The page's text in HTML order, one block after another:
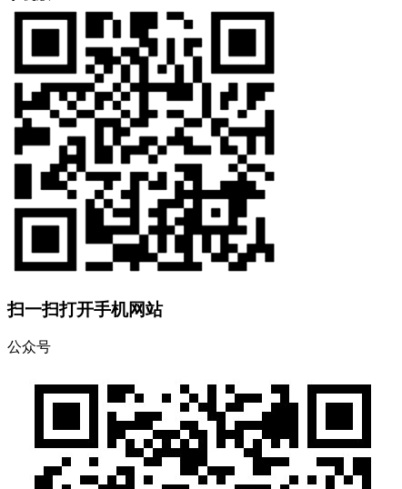
扫一扫打开手机网站
公众号